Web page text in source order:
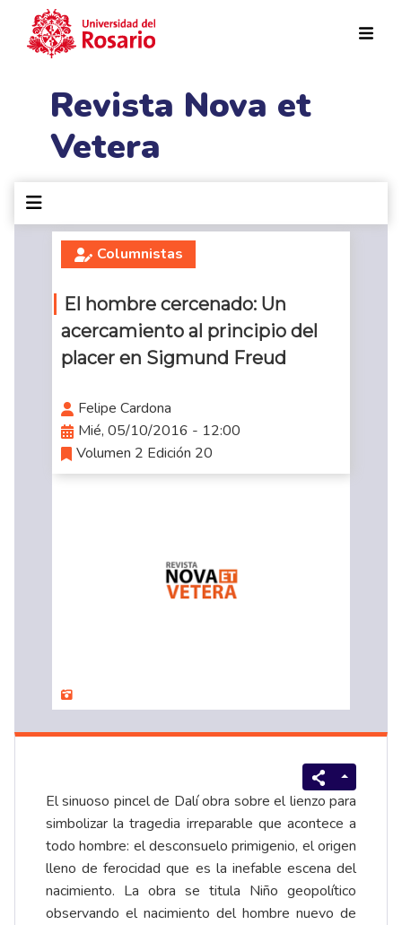
Revista Nova et
Vetera
Columnistas
El hombre cercenado: Un
acercamiento al principio del
placer en Sigmund Freud
Felipe Cardona
Mié, 05/10/2016 - 12:00
Volumen 2 Edición 20
El sinuoso pincel de Dalí obra sobre el lienzo para
simbolizar la tragedia irreparable que acontece a
todo hombre: el desconsuelo primigenio, el origen
lleno de ferocidad que es la inefable escena del
nacimiento. La obra se titula Niño geopolítico
observando el nacimiento del hombre nuevo de